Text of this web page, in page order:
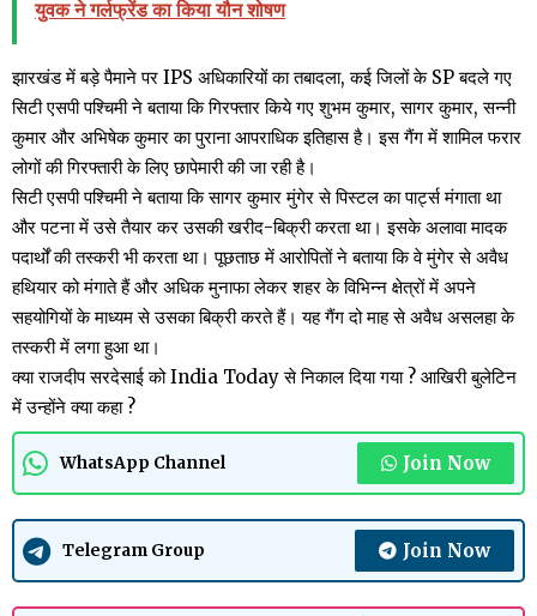
युवक ने गर्लफ्रेंड का किया यौन शोषण
झारखंड में बड़े पैमाने पर IPS अधिकारियों का तबादला, कई जिलों के SP बदले गए
सिटी एसपी पश्चिमी ने बताया कि गिरफ्तार किये गए शुभम कुमार, सागर कुमार, सन्नी
कुमार और अभिषेक कुमार का पुराना आपराधिक इतिहास है। इस गैंग में शामिल फरार
लोगों की गिरफ्तारी के लिए छापेमारी की जा रही है।
सिटी एसपी पश्चिमी ने बताया कि सागर कुमार मुंगेर से पिस्टल का पार्ट्स मंगाता था
और पटना में उसे तैयार कर उसकी खरीद-बिक्री करता था। इसके अलावा मादक
पदार्थों की तस्करी भी करता था। पूछताछ में आरोपितों ने बताया कि वे मुंगेर से अवैध
हथियार को मंगाते हैं और अधिक मुनाफा लेकर शहर के विभिन्न क्षेत्रों में अपने
सहयोगियों के माध्यम से उसका बिक्री करते हैं। यह गैंग दो माह से अवैध असलहा के
तस्करी में लगा हुआ था।
क्या राजदीप सरदेसाई को India Today से निकाल दिया गया ? आखिरी बुलेटिन
में उन्होंने क्या कहा ?
WhatsApp Channel Join Now
Telegram Group Join Now